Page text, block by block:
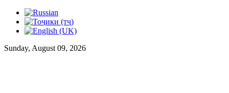
Sunday, August 09, 2026